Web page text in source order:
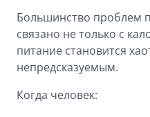
Большинство проблем
связано не только с
питание становится
непредсказуемым.
Когда человек: